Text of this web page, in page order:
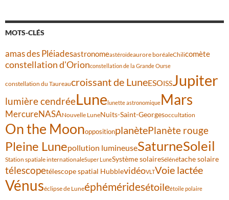
MOTS-CLÉS
amas des Pléiadesastronomeastéroïdeaurore boréaleChilicomète
constellation d'Orionconstellation de la Grande Ourse
constellation du Taureaucroissant de LuneESOISSJupiter
lumière cendréeLune lunette astronomiqueMars
MercureNASANouvelle LuneNuits-Saint-Georgesoccultation
On the MoonoppositionplanètePlanète rouge
Pleine Lunepollution lumineuseSaturneSoleil
Station spatiale internationaleSuper LuneSystème solaireSélénétache solaire
télescopetélescope spatial HubblevidéoVLTVoie lactée
Vénuséclipse de Luneéphéméridesétoileétoile polaire